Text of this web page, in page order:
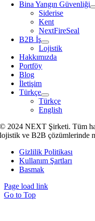
Bina Yangın Güvenliği
Siderise
Kent
NextFireSeal
B2B İş
Lojistik
Hakkımızda
Portföy
Blog
İletişim
Türkçe
Türkçe
English
© 2024 NEXT Şirketi. Tüm
lojistik ve B2B çözümlerinde
Gizlilik Politikası
Kullanım Şartları
Basmak
Page load link
Go to Top